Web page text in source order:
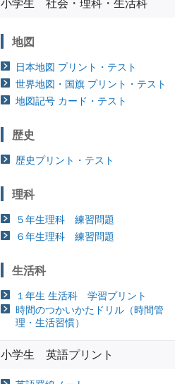
小学生 社会・理科・生活科
地図
日本地図 プリント・テスト
世界地図・国旗 プリント・テスト
地図記号 カード・テスト
歴史
歴史プリント・テスト
理科
５年生理科 練習問題
６年生理科 練習問題
生活科
１年生 生活科 学習プリント
時間のつかいかたドリル（時間管
理・生活習慣）
小学生 英語プリント